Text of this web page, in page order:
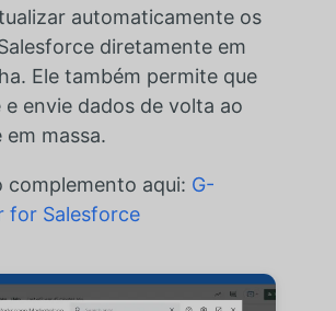
automaticamente os
diretamente em
Ele também permite que
envie dados de volta ao
em massa.
complemento aqui: G-
for Salesforce